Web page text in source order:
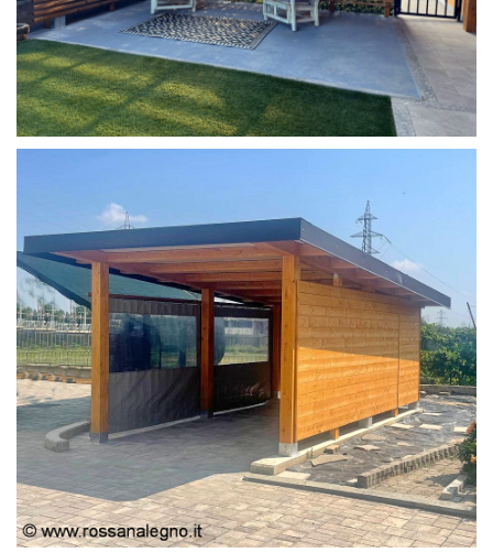
COPERTURA MOBILE 2 AUTO
PERGOLA